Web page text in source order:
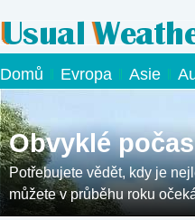
Domů Evropa Asie
Obvyklé
Potřebujete vědět, kdy je
můžete v průběhu roku